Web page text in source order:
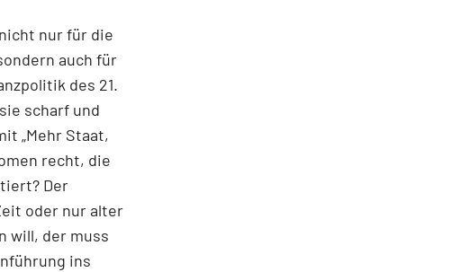
nur für die
auch für
des 21.
scharf und
„Mehr Staat,
recht, die
Der
oder nur alter
will, der muss
ins